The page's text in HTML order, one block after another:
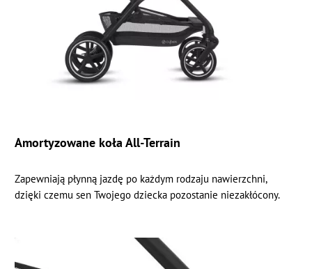
Amortyzowane koła All-Terrain
Zapewniają płynną jazdę po każdym rodzaju nawierzchni,
dzięki czemu sen Twojego dziecka pozostanie niezakłócony.